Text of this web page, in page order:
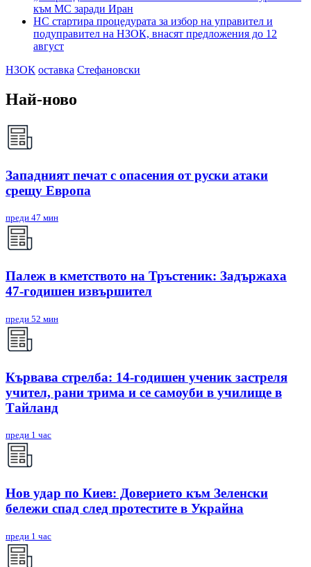
към МС заради Иран
НС стартира процедурата за избор на управител и
подуправител на НЗОК, внасят предложения до 12
август
НЗОК оставка Стефановски
Най-ново
Западният печат с опасения от руски атаки
срещу Европа
преди 47 мин
Палеж в кметството на Тръстеник: Задържаха
47-годишен извършител
преди 52 мин
Кървава стрелба: 14-годишен ученик застреля
учител, рани трима и се самоуби в училище в
Тайланд
преди 1 час
Нов удар по Киев: Доверието към Зеленски
бележи спад след протестите в Украйна
преди 1 час